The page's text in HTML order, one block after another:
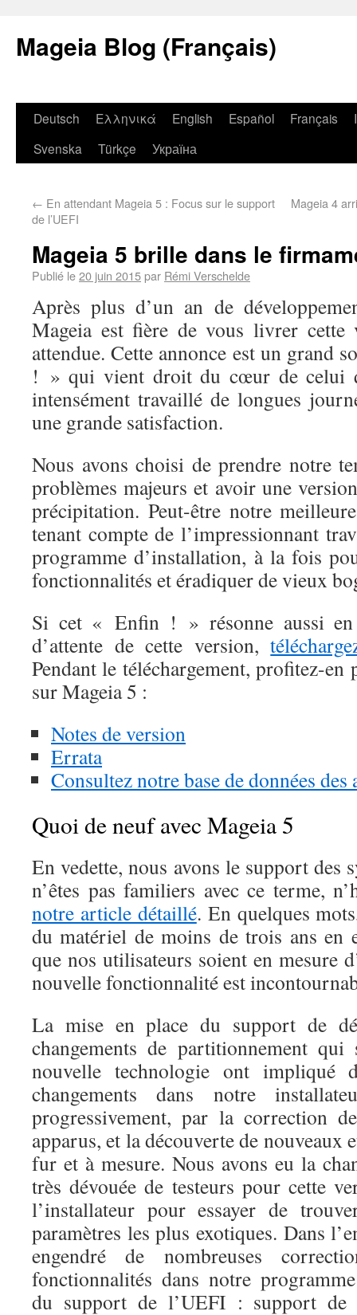
Mageia Blog (Français)
Deutsch Ελληνικά English Español Français
Svenska
Türkçe Україна
← En attendant Mageia 5 : Focus sur le support
de l’UEFI
Mageia 4
Mageia 5 brille dans le
Publié le20 juin 2015par Rémi Verschelde
Après plus d’un an de
Mageia est fière de vous livrer
attendue. Cette annonce est un grand
! » qui vient droit du cœur de celui
intensément travaillé de longues
une grande satisfaction.
Nous avons choisi de prendre notre
problèmes majeurs et avoir une
précipitation. Peut-être notre
tenant compte de l’impressionnant
programme d’installation, à la fois
fonctionnalités et éradiquer de vieux
Si cet « Enfin ! » résonne aussi en
d’attente de cette version,
Pendant le téléchargement, profitez-en
sur Mageia 5 :
Notes de version
Errata
Consultez notre base de données
Quoi de neuf avec Mageia 5
En vedette, nous avons le support des
n’êtes pas familiers avec ce terme,
notre article détaillé. En quelques
du matériel de moins de trois ans en
que nos utilisateurs soient en mesure
nouvelle fonctionnalité est
La mise en place du support de
changements de partitionnement
nouvelle technologie ont impliqué
changements dans notre
progressivement, par la correction
apparus, et la découverte de nouveaux
fur et à mesure. Nous avons eu la
très dévouée de testeurs pour cette
l’installateur pour essayer de
paramètres les plus exotiques. Dans
engendré de nombreuses
fonctionnalités dans notre
du support de l’UEFI : support de